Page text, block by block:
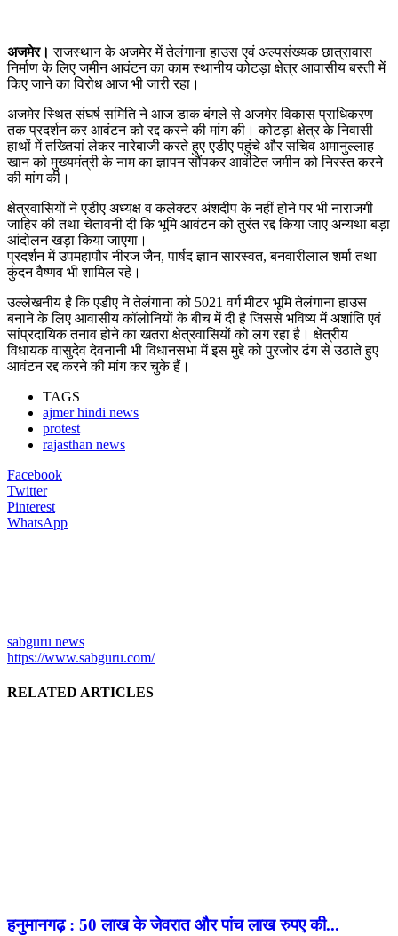
अजमेर। राजस्थान के अजमेर में तेलंगाना हाउस एवं अल्पसंख्यक छात्रावास
निर्माण के लिए जमीन आवंटन का काम स्थानीय कोटड़ा क्षेत्र आवासीय बस्ती में
किए जाने का विरोध आज भी जारी रहा।
अजमेर स्थित संघर्ष समिति ने आज डाक बंगले से अजमेर विकास प्राधिकरण
तक प्रदर्शन कर आवंटन को रद्द करने की मांग की। कोटड़ा क्षेत्र के निवासी
हाथों में तख्तियां लेकर नारेबाजी करते हुए एडीए पहुंचे और सचिव अमानुल्लाह
खान को मुख्यमंत्री के नाम का ज्ञापन सौंपकर आवंटित जमीन को निरस्त करने
की मांग की।
क्षेत्रवासियों ने एडीए अध्यक्ष व कलेक्टर अंशदीप के नहीं होने पर भी नाराजगी
जाहिर की तथा चेतावनी दी कि भूमि आवंटन को तुरंत रद्द किया जाए अन्यथा बड़ा
आंदोलन खड़ा किया जाएगा।
प्रदर्शन में उपमहापौर नीरज जैन, पार्षद ज्ञान सारस्वत, बनवारीलाल शर्मा तथा
कुंदन वैष्णव भी शामिल रहे।
उल्लेखनीय है कि एडीए ने तेलंगाना को 5021 वर्ग मीटर भूमि तेलंगाना हाउस
बनाने के लिए आवासीय कॉलोनियों के बीच में दी है जिससे भविष्य में अशांति एवं
सांप्रदायिक तनाव होने का खतरा क्षेत्रवासियों को लग रहा है। क्षेत्रीय
विधायक वासुदेव देवनानी भी विधानसभा में इस मुद्दे को पुरजोर ढंग से उठाते हुए
आवंटन रद्द करने की मांग कर चुके हैं।
TAGS
ajmer hindi news
protest
rajasthan news
Facebook
Twitter
Pinterest
WhatsApp
sabguru news
https://www.sabguru.com/
RELATED ARTICLES
हनुमानगढ़ : 50 लाख के जेवरात और पांच लाख रुपए की...